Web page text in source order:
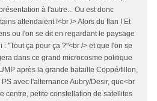
à l'autre... Ou est donc
attendaient !<br /> Alors du flan ! Et
ou l'on se dit en regardant le paysage
"Tout ça pour ça ?"<br /> et que l'on se
dans ce grand microcosme politique
après la grande bataille Coppé/fillon,
avec l'alternance Aubry/Desir, que<br
centre, petite constellation de satellites